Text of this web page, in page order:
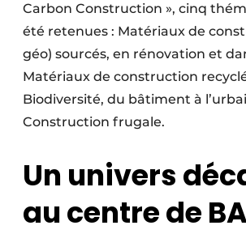
Carbon Construction », cinq
été retenues : Matériaux de
géo) sourcés, en rénovation et
Matériaux de construction
Biodiversité, du bâtiment à
Construction frugale.
Un univers
au centre de